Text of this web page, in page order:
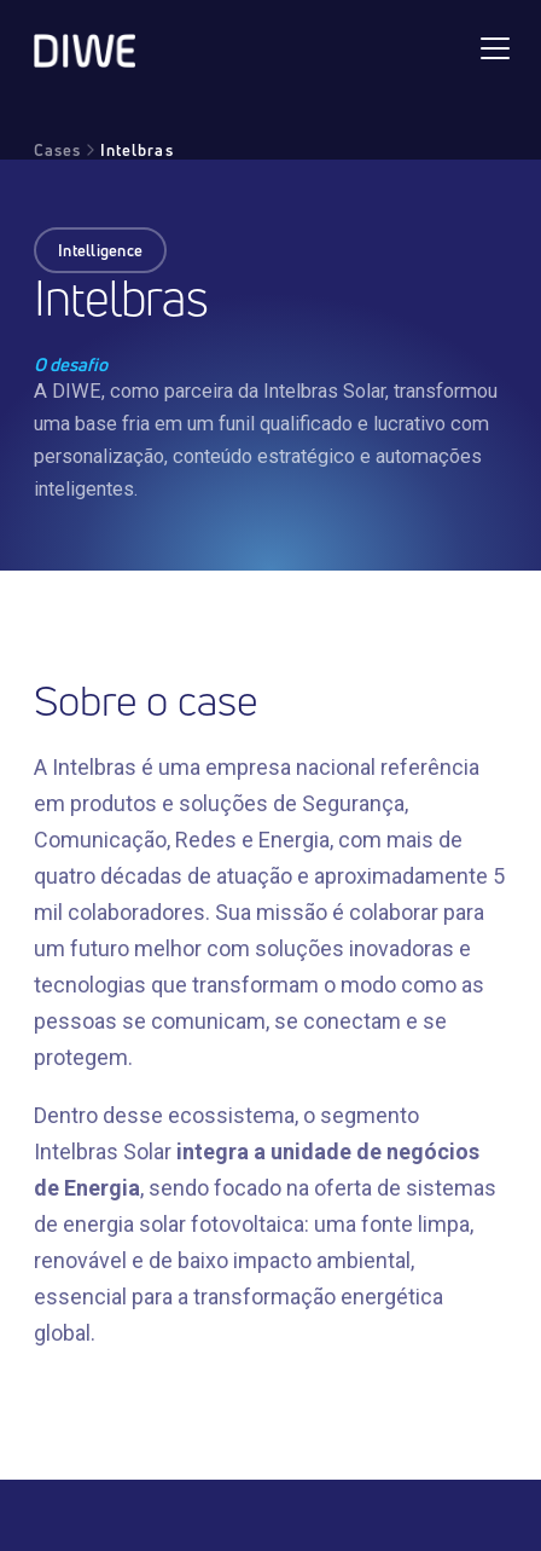
Cases Intelbras
Intelligence
Intelbras
O desafio
A DIWE, como parceira da Intelbras Solar, transformou
uma base fria em um funil qualificado e lucrativo com
personalização, conteúdo estratégico e automações
inteligentes.
Sobre o case
A Intelbras é uma empresa nacional referência
em produtos e soluções de Segurança,
Comunicação, Redes e Energia, com mais de
quatro décadas de atuação e aproximadamente 5
mil colaboradores. Sua missão é colaborar para
um futuro melhor com soluções inovadoras e
tecnologias que transformam o modo como as
pessoas se comunicam, se conectam e se
protegem.
Dentro desse ecossistema, o segmento
Intelbras Solar integra a unidade de negócios
de Energia, sendo focado na oferta de sistemas
de energia solar fotovoltaica: uma fonte limpa,
renovável e de baixo impacto ambiental,
essencial para a transformação energética
global.